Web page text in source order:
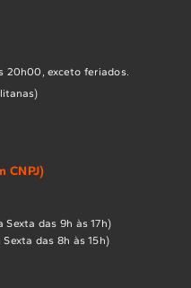
20h00, exceto feriados.
CNPJ)
Sexta das 9h às 17h)
das 8h às 15h)